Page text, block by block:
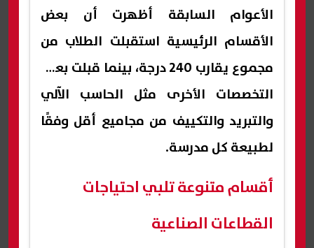
الأعوام السابقة أظهرت أن بعض
الأقسام الرئيسية استقبلت الطلاب من
مجموع يقارب 240 درجة، بينما قبلت بعض
التخصصات الأخرى مثل الحاسب الآلي
والتبريد والتكييف من مجاميع أقل وفقًا
لطبيعة كل مدرسة.
أقسام متنوعة تلبي احتياجات
القطاعات الصناعية